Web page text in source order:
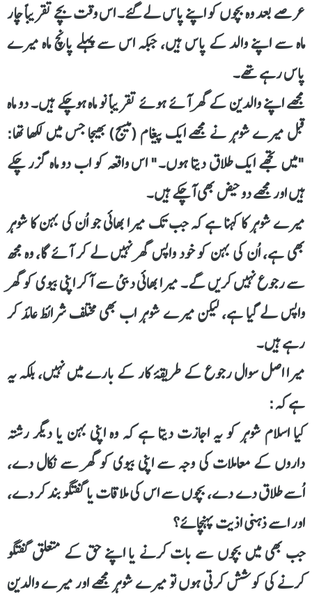
عرصے بعد وہ بچوں کو اپنے پاس لے گئے۔ اس وقت بچے تقریباً چار
ماہ سے اپنے والد کے پاس ہیں، جبکہ اس سے پہلے پانچ ماہ میرے
پاس رہے تھے۔
مجھے اپنے والدین کے گھر آئے ہوئے تقریباً نو ماہ ہوچکے ہیں۔ دو ماہ
قبل میرے شوہر نے مجھے ایک پیغام (میسج) بھیجا جس میں لکھا تھا:
"میں تجھے ایک طلاق دیتا ہوں۔" اس واقعہ کو اب دو ماہ گزر چکے
ہیں اور مجھے دو حیض بھی آچکے ہیں۔
میرے شوہر کا کہنا ہے کہ جب تک میرا بھائی جو اُن کی بہن کا شوہر
بھی ہے، اُن کی بہن کو خود واپس گھر نہیں لے کر آئے گا، وہ مجھ
سے رجوع نہیں کریں گے۔ میرا بھائی دبئی سے آکر اپنی بیوی کو گھر
واپس لے گیا ہے، لیکن میرے شوہر اب بھی مختلف شرائط عائد کر
رہے ہیں۔
میرا اصل سوال رجوع کے طریقۂ کار کے بارے میں نہیں، بلکہ یہ
ہے کہ:
کیا اسلام شوہر کو یہ اجازت دیتا ہے کہ وہ اپنی بہن یا دیگر رشتہ
داروں کے معاملات کی وجہ سے اپنی بیوی کو گھر سے نکال دے،
اُسے طلاق دے دے، بچوں سے اس کی ملاقات یا گفتگو بند کر دے،
اور اسے ذہنی اذیت پہنچائے؟
جب بھی میں بچوں سے بات کرنے یا اپنے حق کے متعلق گفتگو
کرنے کی کوشش کرتی ہوں تو میرے شوہر مجھے اور میرے والدین